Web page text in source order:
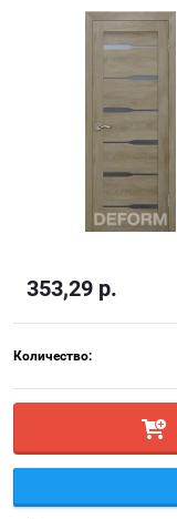
353,29 р.
Количество: